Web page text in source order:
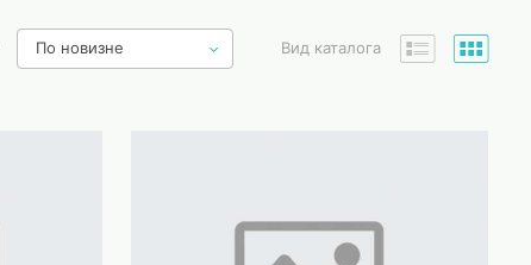
По новизне Вид каталога